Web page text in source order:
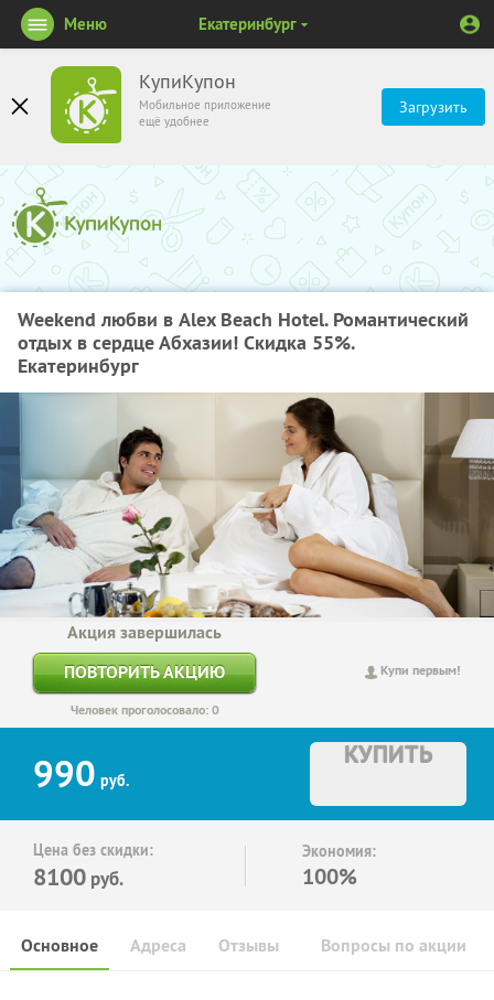
КупиКупон
Мобильное приложение
ещё удобнее
Загрузить
Меню Екатеринбург
Weekend любви в Alex Beach Hotel. Романтический
отдых в сердце Абхазии! Скидка 55%.
Екатеринбург
Купи первым!
Акция завершилась
ПОВТОРИТЬ АКЦИЮ
Человек проголосовало: 0
990 руб.
КУПИТЬ
Цена без скидки:
8100 руб.
Экономия:
100%
Основное Отзывы Вопросы по акции
Адреса